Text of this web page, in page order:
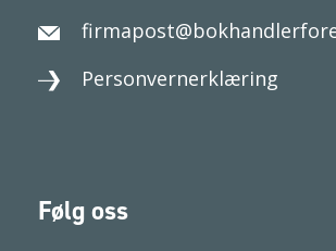
Personvernerklæring
Følg oss